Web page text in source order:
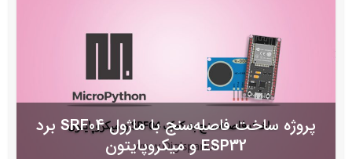
پروژه ساخت فاصله‌سنج با ماژول SRF04 برد
ESP32 و میکروپایتون